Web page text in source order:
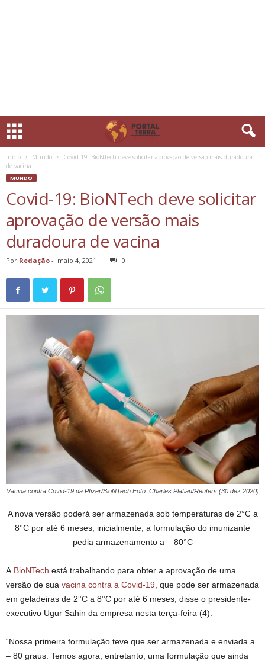
Início Mundo
Covid-19: BioNTech deve solicitar aprovação de versão mais duradoura
de vacina
MUNDO
Covid-19: BioNTech deve solicitar
aprovação de versão mais
duradoura de vacina
Por Redação - maio 4, 2021 0
Vacina contra Covid-19 da Pfizer/BioNTech Foto: Charles Platiau/Reuters (30.dez.2020)
A nova versão poderá ser armazenada sob temperaturas de 2°C a
8°C por até 6 meses; inicialmente, a formulação do imunizante
pedia armazenamento a – 80°C
A BioNTech está trabalhando para obter a aprovação de uma
versão de sua vacina contra a Covid-19 , que pode ser armazenada
em geladeiras de 2°C a 8°C por até 6 meses, disse o presidente-
executivo Ugur Sahin da empresa nesta terça-feira (4).
“Nossa primeira formulação teve que ser armazenada e enviada a
– 80 graus. Temos agora, entretanto, uma formulação que ainda